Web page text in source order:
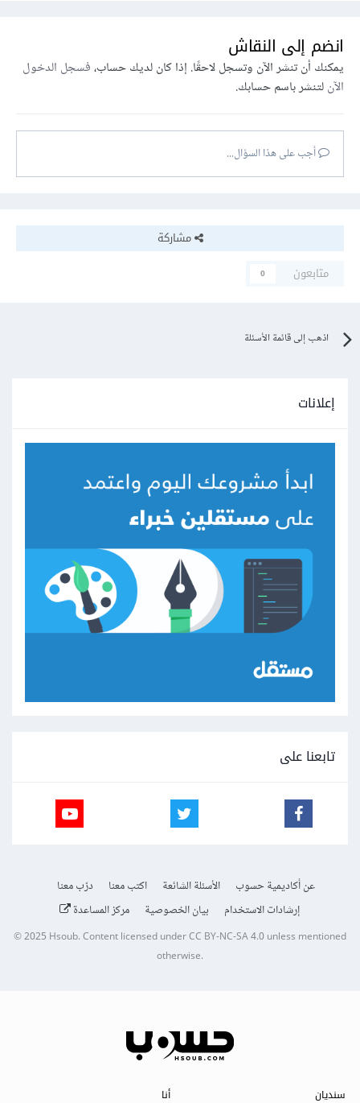
انضم إلى النقاش
يمكنك أن تنشر الآن وتسجل لاحقًا. إذا كان لديك حساب،فسجل الدخول
الآنلتنشر باسم حسابك.
أجب على هذا السؤال...
مشاركة
متابعون
0
اذهب إلى قائمة الأسئلة
إعلانات
تابعنا على
عن أكاديمية حسوب الأسئلة الشائعة اكتب معنا
درّب معنا
إرشادات الاستخدام
بيان الخصوصية مركز المساعدة
© 2025Hsoub.Content licensed underCC BY-NC-SA 4.0unless mentioned
otherwise.